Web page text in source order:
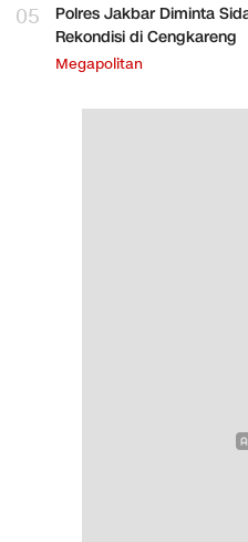
05
Polres Jakbar Diminta
Rekondisi di Cengkareng
Megapolitan